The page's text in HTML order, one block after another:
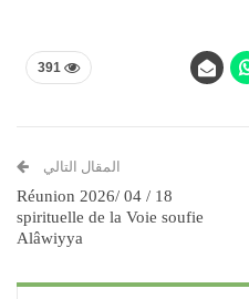
391
المقال التالي
18 / 04 /2026 Réunion
spirituelle de la Voie soufie
Alâwiyya